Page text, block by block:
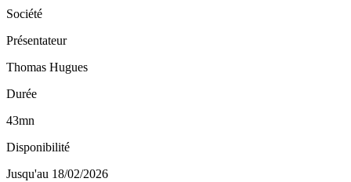
Société
Présentateur
Thomas Hugues
Durée
43mn
Disponibilité
Jusqu'au 18/02/2026